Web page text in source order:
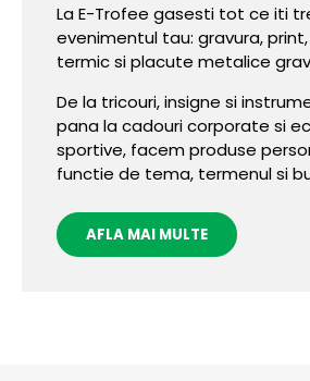
La E-Trofee gasesti tot ce iti
evenimentul tau: gravura,
termic si placute metalice
De la tricouri, insigne si
pana la cadouri corporate si
sportive, facem produse
functie de tema, termenul si
AFLA MAI MULTE